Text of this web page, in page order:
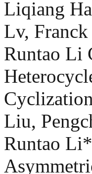
Liqiang
Lv,
Runtao Li
Liu,
Runtao